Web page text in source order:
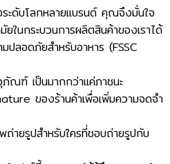
ะดับโลกหลายแบรนด์ คุณจึงมั่นใจ
ในกระบวนการผลิตสินค้าของเราได้
ปลอดภัยสำหรับอาหาร (FSSC
ณฑ์ เป็นมากกว่าแค่ภาชนะ
ของร้านค้าเพื่อเพิ่มความจดจำ
ปสำหรับใครที่ชอบถ่ายรูปกับ